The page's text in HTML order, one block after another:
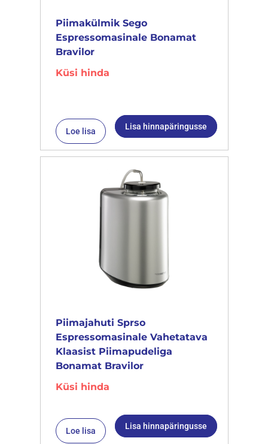
Piimakülmik Sego
Espressomasinale Bonamat
Bravilor
Küsi hinda
Loe lisa Lisa hinnapäringusse
Piimajahuti Sprso
Espressomasinale Vahetatava
Klaasist Piimapudeliga
Bonamat Bravilor
Küsi hinda
Loe lisa Lisa hinnapäringusse